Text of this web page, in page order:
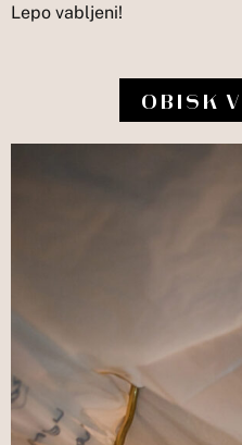
Lepo vabljeni!
OBISK